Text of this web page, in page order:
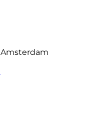
Amsterdam